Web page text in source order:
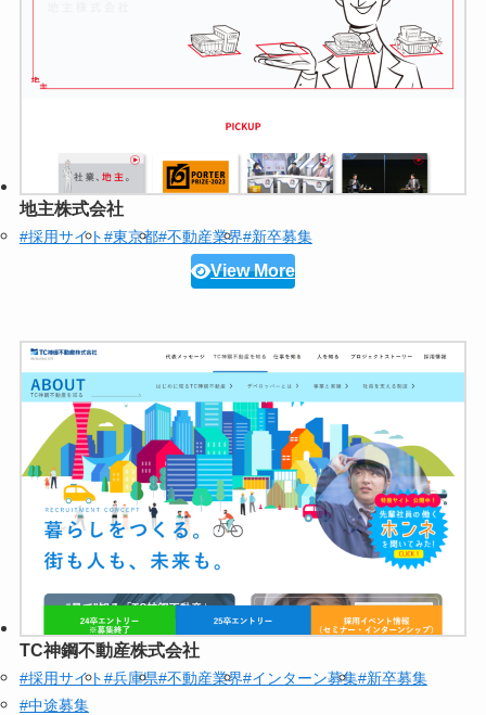
地主株式会社
#採用サイト#東京都#不動産業界#新卒募集
View More
TC神鋼不動産株式会社
#採用サイト#兵庫県#不動産業界#インターン募集#新卒募集
#中途募集